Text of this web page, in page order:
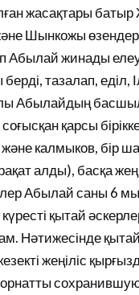
жасақтары
Шынкожы
жинады
тазалап, еділ,
Абылайдың
соғысқан қарсы
калмыков, бір
алды), басқа
Абылай саны 6
қытай
Нәтижесінде
жеңіліс